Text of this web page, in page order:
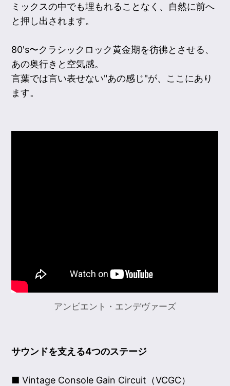
ミックスの中でも埋もれることなく、自然に前へ
と押し出されます。
80's〜クラシックロック黄金期を彷彿とさせる、
あの奥行きと空気感。
言葉では言い表せない"あの感じ"が、ここにあり
ます。
アンビエント・エンデヴァーズ
サウンドを支える4つのステージ
■ Vintage Console Gain Circuit（VCGC）